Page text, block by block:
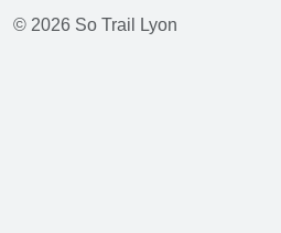
© 2026 So Trail Lyon